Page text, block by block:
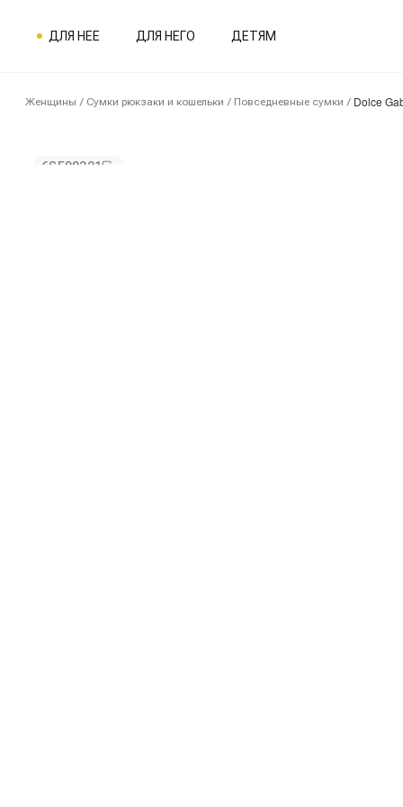
ДЛЯ НЕЕ ДЛЯ НЕГО ДЕТЯМ
Женщины / Сумки рюкзаки и кошельки / Повседневные сумки / Dolce
6SE00321